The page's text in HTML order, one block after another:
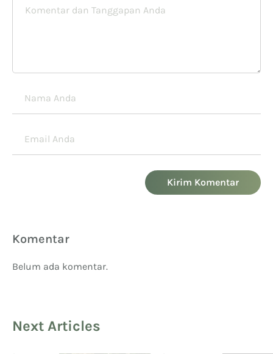
Kirim Komentar
Komentar
Belum ada komentar.
Next Articles